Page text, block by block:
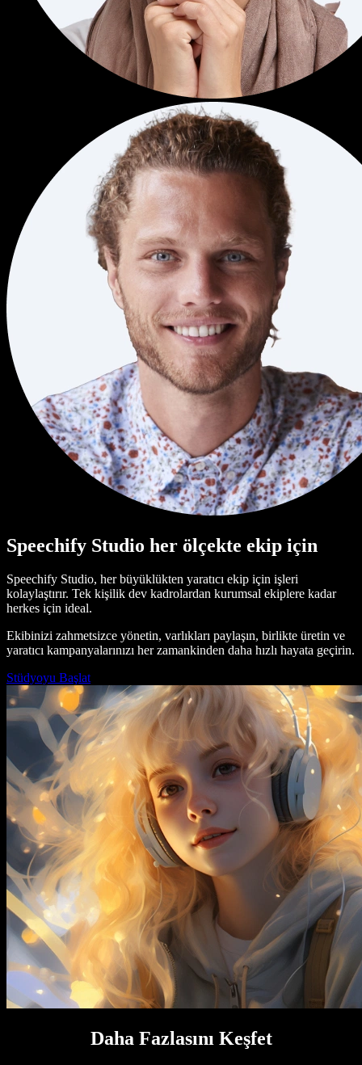
Speechify Studio her ölçekte ekip için
Speechify Studio, her büyüklükten yaratıcı ekip için işleri
kolaylaştırır. Tek kişilik dev kadrolardan kurumsal ekiplere kadar
herkes için ideal.
Ekibinizi zahmetsizce yönetin, varlıkları paylaşın, birlikte üretin ve
yaratıcı kampanyalarınızı her zamankinden daha hızlı hayata geçirin.
Stüdyoyu Başlat
Daha Fazlasını Keşfet